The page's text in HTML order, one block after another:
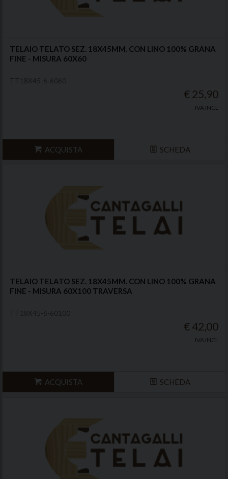
TELAIO TELATO SEZ. 18X45MM. CON LINO 100% GRANA
FINE - MISURA 60X60
€ 25,90
IVA INCL
ACQUISTA SCHEDA
TELAIO TELATO SEZ. 18X45MM. CON LINO 100% GRANA
FINE - MISURA 60X100 TRAVERSA
€ 42,00
IVA INCL
ACQUISTA SCHEDA